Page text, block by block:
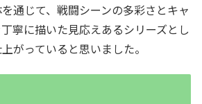
通じて、戦闘シーンの多彩さとキャ
寧に描いた見応えあるシリーズとし
がっていると思いました。